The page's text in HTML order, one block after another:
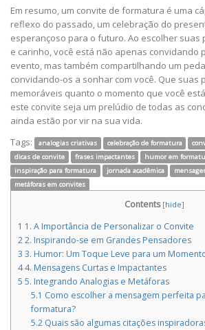
Em resumo, um convite de formatura é uma
reflexo do passado, um celebração do
esperançoso para o futuro. Ao escolher suas
e carinho, você está não apenas convidando
evento, mas também compartilhando um
convidando-os a sonhar com você. Que suas
memoráveis quanto o momento que você
este convite seja um prelúdio de todas as
ainda estão por vir na sua vida.
Tags:
analogias criativas celebração de formatura
dicas de convite
frases impactantes
humor em
inspiração para formatura
jornada acadêmica
metáforas em convites
Contents [hide]
1 1. A Importância de Personalizar o Convite
22. Inspirando-se em Grandes Pensadores
3 3. Humor: Um Toque Leve para um
44. Mensagens Curtas e Impactantes
5 5. Integrando Analogias e Metáforas
5.1 Como escolher a mensagem perfeita
formatura?
5.2Quais são algumas citações